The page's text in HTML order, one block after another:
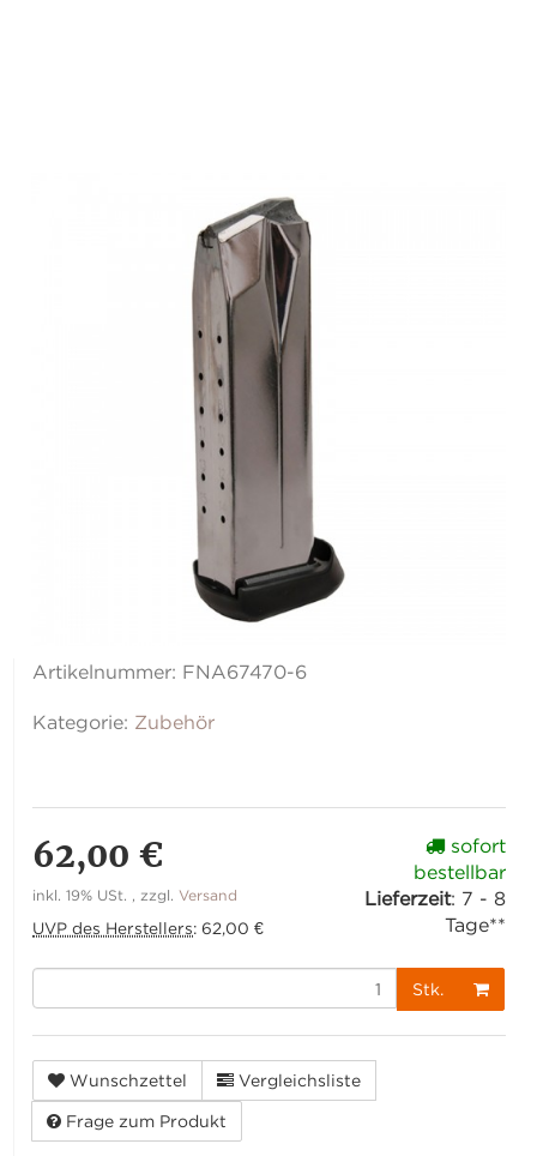
Artikelnummer: FNA67470-6
Kategorie: Zubehör
62,00 €
inkl. 19% USt. , zzgl.Versand
UVP des Herstellers:62,00 €
sofort
bestellbar
Lieferzeit: 7 - 8
Tage**
Stk.
Wunschzettel Vergleichsliste
Frage zum Produkt